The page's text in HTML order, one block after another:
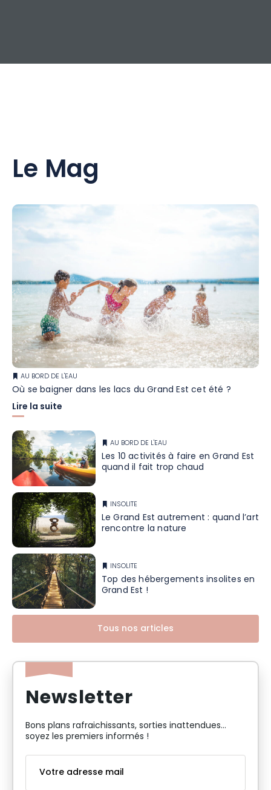
Le Mag
AU BORD DE L'EAU
Où se baigner dans les lacs du Grand Est cet été ?
Lire la suite
AU BORD DE L'EAU
Les 10 activités à faire en Grand Est
quand il fait trop chaud
INSOLITE
Le Grand Est autrement : quand l’art
rencontre la nature
INSOLITE
Top des hébergements insolites en
Grand Est !
Tous nos articles
Newsletter
Bons plans rafraichissants, sorties inattendues…
soyez les premiers informés !